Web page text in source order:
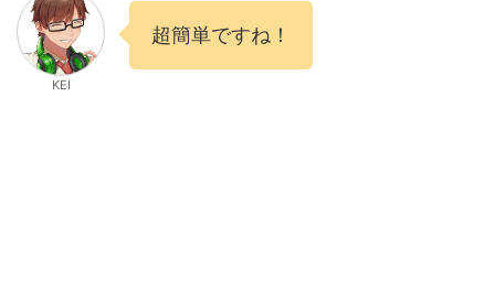
KEI
超簡単ですね！